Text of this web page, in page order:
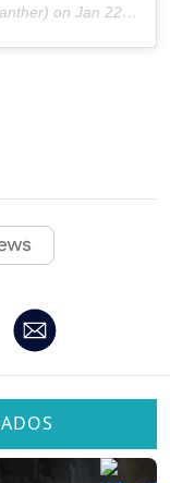
on Jan 22, 2019 at 5:44am PST